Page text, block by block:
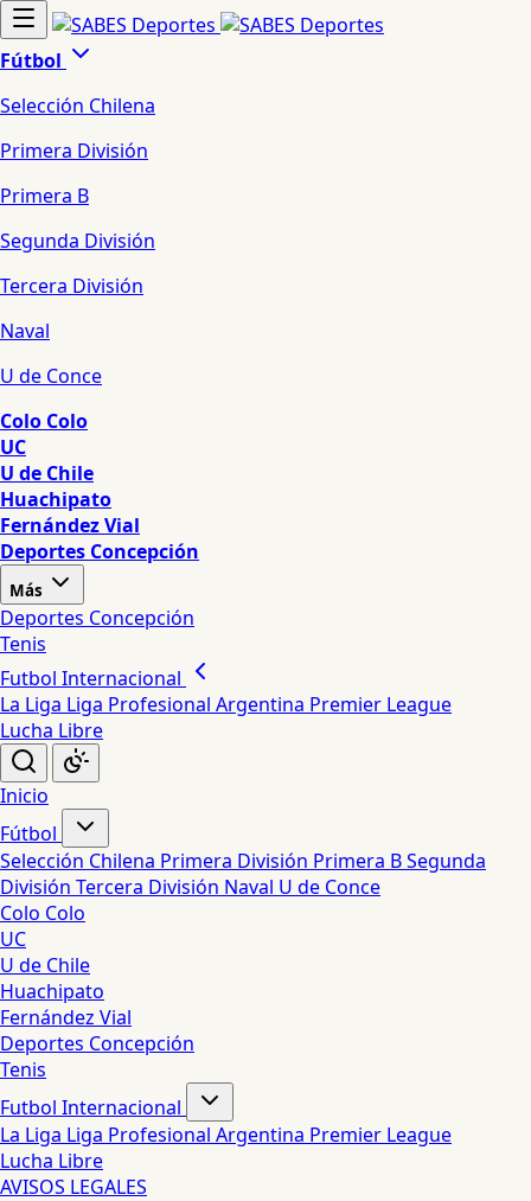
Fútbol
Selección Chilena
Primera División
Primera B
Segunda División
Tercera División
Naval
U de Conce
Colo Colo
UC
U de Chile
Huachipato
Fernández Vial
Deportes Concepción
Más
Deportes Concepción
Tenis
Futbol Internacional
La Liga Liga Profesional Argentina Premier League
Lucha Libre
Inicio
Fútbol
Selección Chilena Primera División Primera BSegunda
División Tercera División Naval U de Conce
Colo Colo
UC
U de Chile
Huachipato
Fernández Vial
Deportes Concepción
Tenis
Futbol Internacional
La Liga Liga Profesional Argentina Premier League
Lucha Libre
AVISOS LEGALES